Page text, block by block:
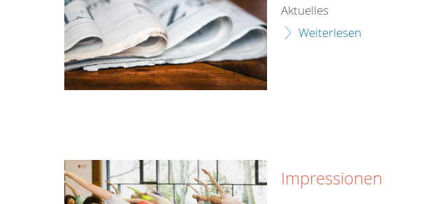
Aktuelles
Weiterlesen
Impressionen